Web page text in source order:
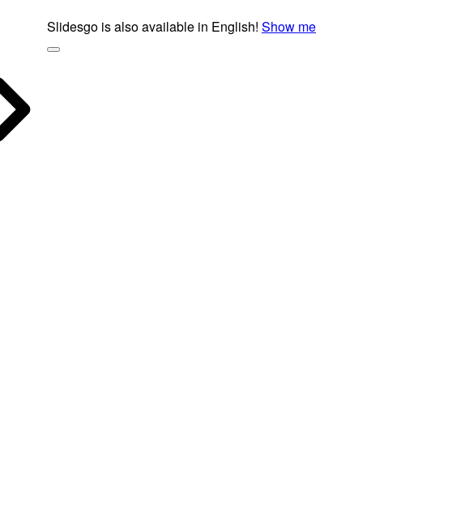
Slidesgo is also available in English! Show me